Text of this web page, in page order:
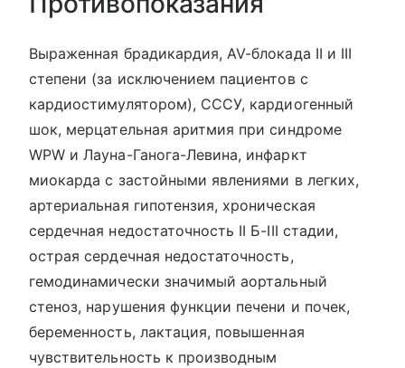
Выраженная брадикардия, AV-блокада II и III
степени (за исключением пациентов с
кардиостимулятором), СССУ, кардиогенный
шок, мерцательная аритмия при синдроме
WPW и Лауна-Ганога-Левина, инфаркт
миокарда с застойными явлениями в легких,
артериальная гипотензия, хроническая
сердечная недостаточность II Б-III стадии,
острая сердечная недостаточность,
гемодинамически значимый аортальный
стеноз, нарушения функции печени и почек,
беременность, лактация, повышенная
чувствительность к производным